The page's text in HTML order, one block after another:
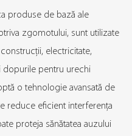
produse de bază ale
zgomotului, sunt utilizate
electricitate,
dopurile pentru urechi
o tehnologie avansată de
reduce eficient interferența
proteja sănătatea auzului